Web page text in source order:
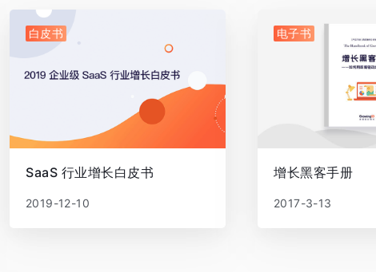
白皮书
SaaS 行业增长白皮书
2019-12-10
电子书
增长黑客手册
2017-3-13